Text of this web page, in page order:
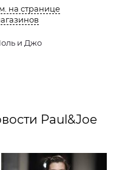
на странице
и Джо
Paul&Joe